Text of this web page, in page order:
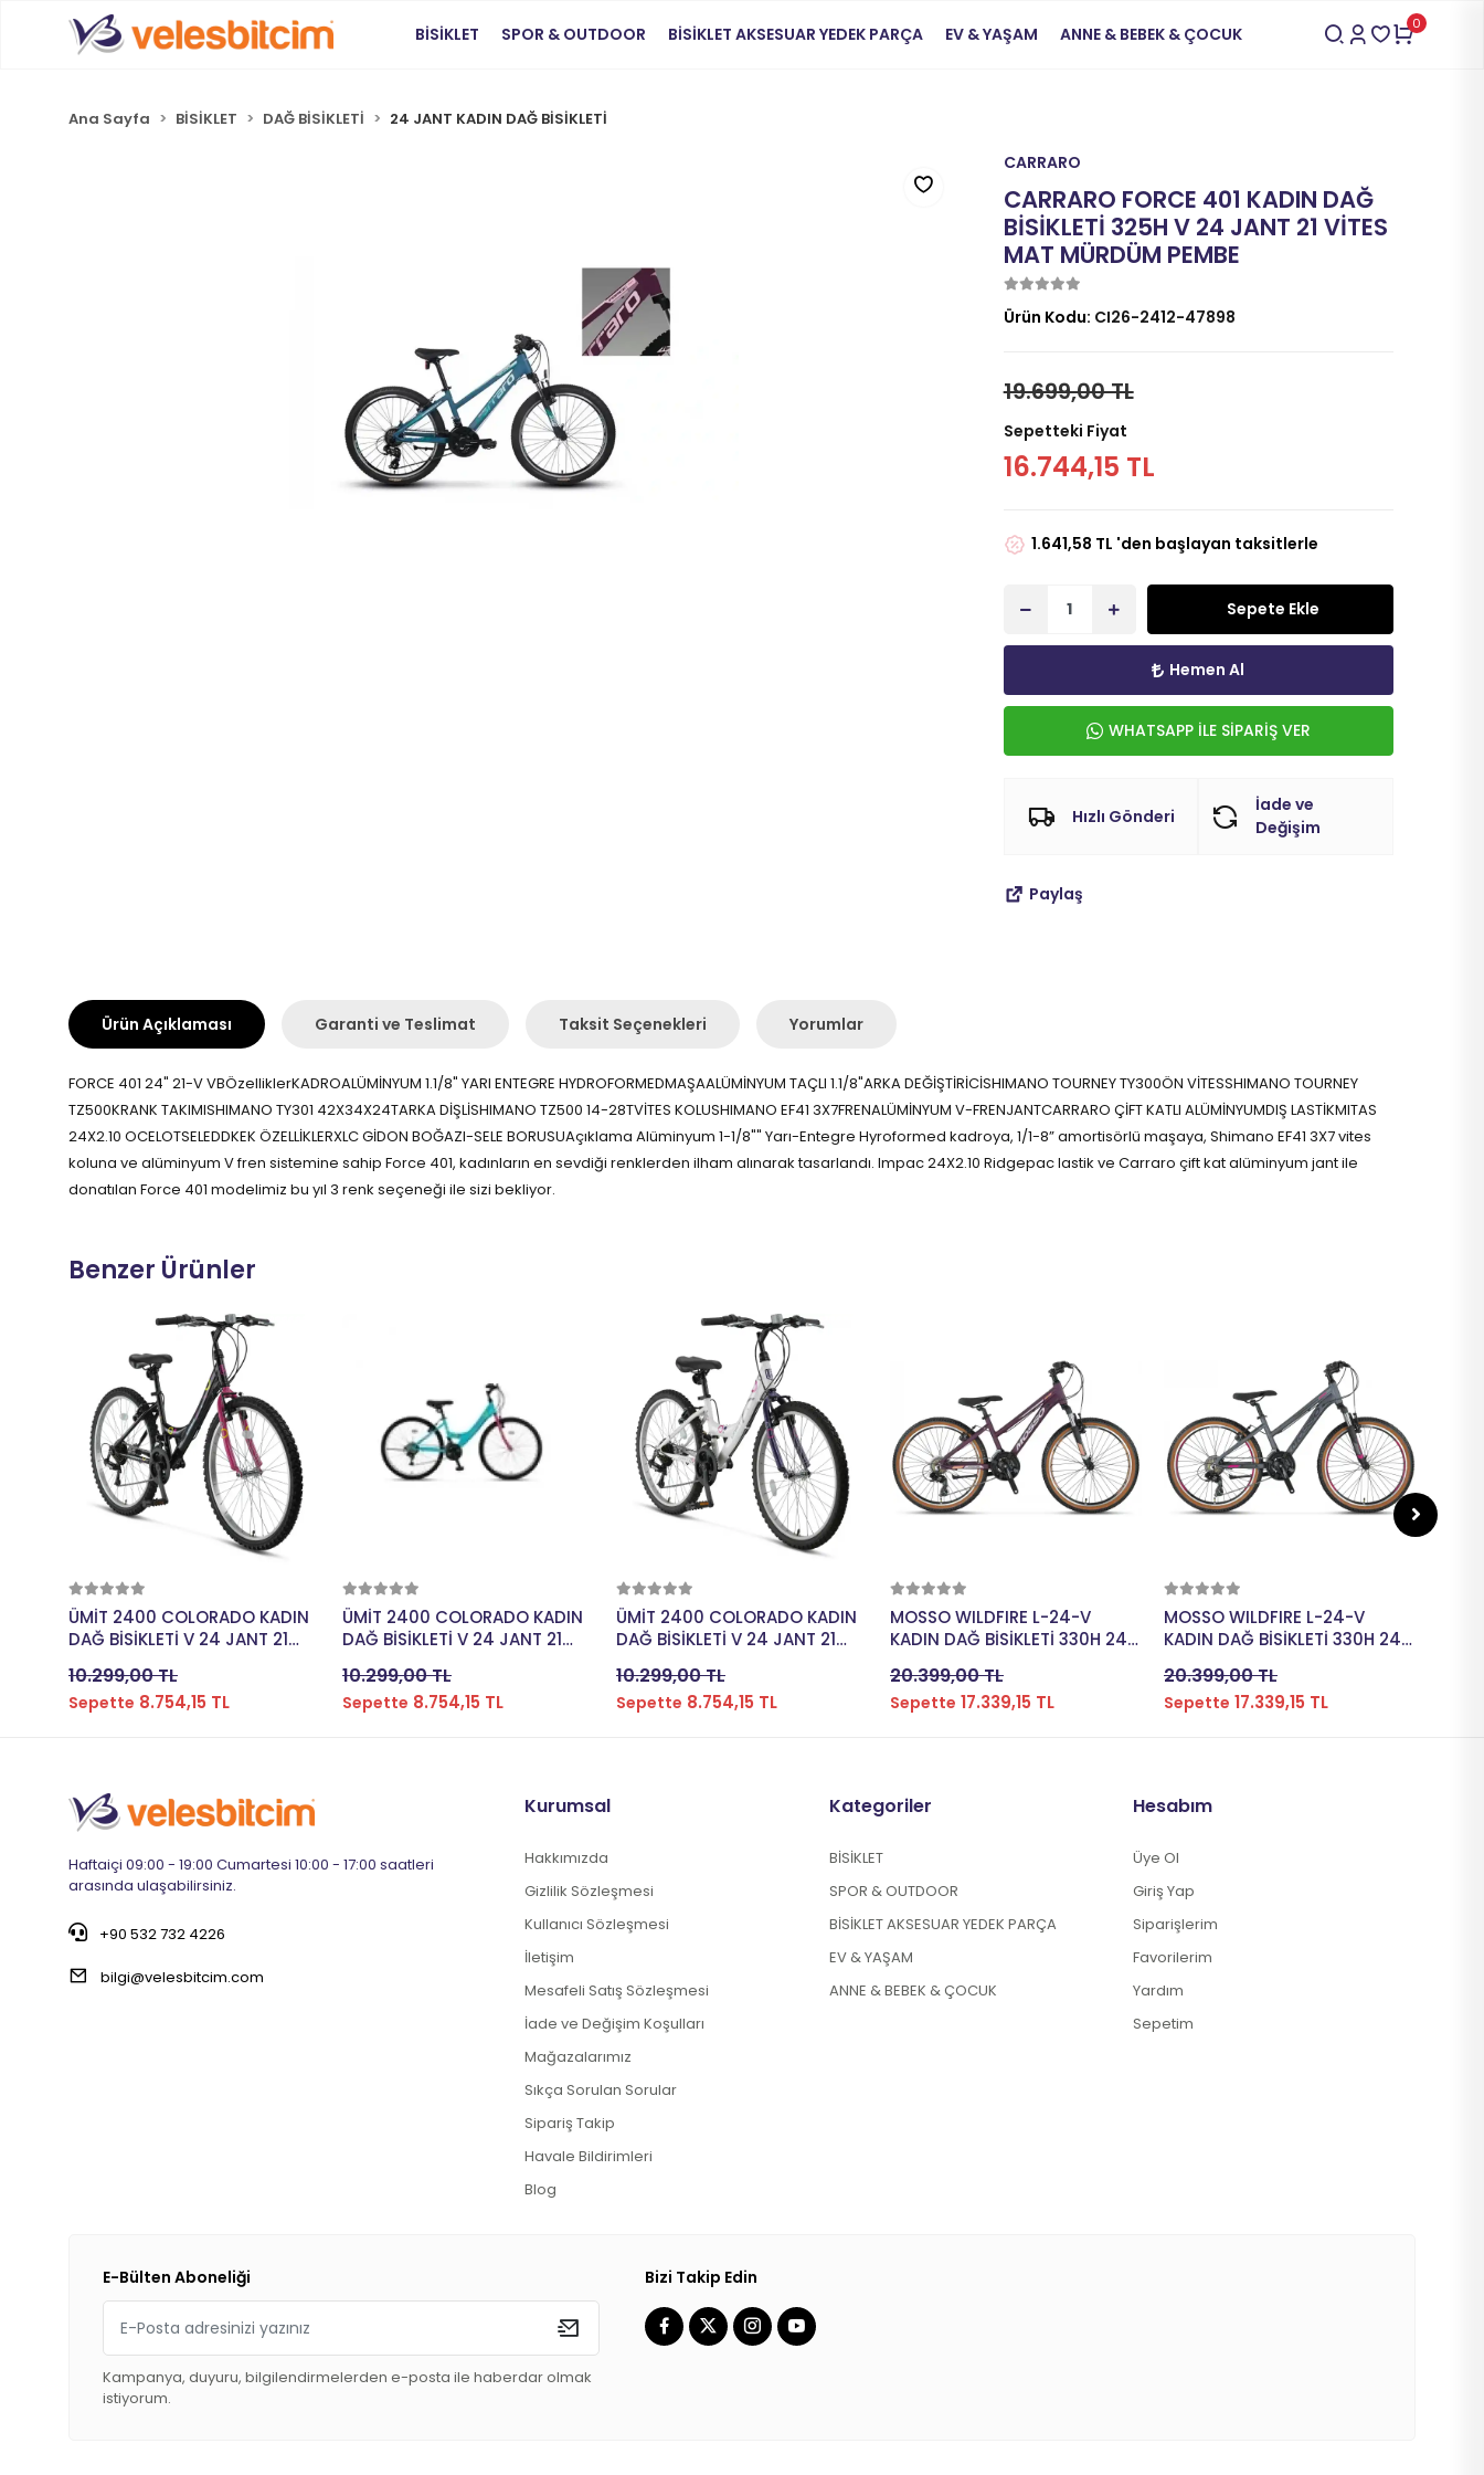
BİSİKLET SPOR & OUTDOOR BİSİKLET AKSESUAR YEDEK PARÇA EV & YAŞAM ANNE & BEBEK & ÇOCUK 0
Ana Sayfa BİSİKLET DAĞ BİSİKLETİ 24 JANT KADIN DAĞ BİSİKLETİ
CARRARO
CARRARO FORCE 401 KADIN DAĞ
BİSİKLETİ 325H V 24 JANT 21 VİTES
MAT MÜRDÜM PEMBE
Ürün Kodu: CI26-2412-47898
19.699,00 TL
Sepetteki Fiyat
16.744,15 TL
1.641,58 TL 'den başlayan taksitlerle
Sepete Ekle
Hemen Al
WHATSAPP İLE SİPARİŞ VER
Hızlı Gönderi
İade ve
Değişim
Paylaş
Ürün Açıklaması Garanti ve Teslimat Taksit Seçenekleri Yorumlar
FORCE 401 24" 21-V VBÖzelliklerKADROALÜMİNYUM 1.1/8" YARI ENTEGRE HYDROFORMEDMAŞAALÜMİNYUM TAÇLI 1.1/8"ARKA DEĞİŞTİRİCİSHIMANO TOURNEY TY300ÖN VİTESSHIMANO TOURNEY
TZ500KRANK TAKIMISHIMANO TY301 42X34X24TARKA DİŞLİSHIMANO TZ500 14-28TVİTES KOLUSHIMANO EF41 3X7FRENALÜMİNYUM V-FRENJANTCARRARO ÇİFT KATLI ALÜMİNYUMDIŞ LASTİKMITAS
24X2.10 OCELOTSELEDDKEK ÖZELLİKLERXLC GİDON BOĞAZI-SELE BORUSUAçıklama Alüminyum 1-1/8"" Yarı-Entegre Hyroformed kadroya, 1/1-8” amortisörlü maşaya, Shimano EF41 3X7 vites
koluna ve alüminyum V fren sistemine sahip Force 401, kadınların en sevdiği renklerden ilham alınarak tasarlandı. Impac 24X2.10 Ridgepac lastik ve Carraro çift kat alüminyum jant ile
donatılan Force 401 modelimiz bu yıl 3 renk seçeneği ile sizi bekliyor.
Benzer Ürünler
ÜMİT 2400 COLORADO KADIN
DAĞ BİSİKLETİ V 24 JANT 21
10.299,00 TL
Sepette 8.754,15 TL
ÜMİT 2400 COLORADO KADIN
DAĞ BİSİKLETİ V 24 JANT 21
10.299,00 TL
Sepette 8.754,15 TL
ÜMİT 2400 COLORADO KADIN
DAĞ BİSİKLETİ V 24 JANT 21
10.299,00 TL
Sepette 8.754,15 TL
MOSSO WILDFIRE L-24-V
KADIN DAĞ BİSİKLETİ 330H 24
20.399,00 TL
Sepette 17.339,15 TL
MOSSO WILDFIRE L-24-V
KADIN DAĞ BİSİKLETİ 330H 24
20.399,00 TL
Sepette 17.339,15 TL
Haftaiçi 09:00 - 19:00 Cumartesi 10:00 - 17:00 saatleri
arasında ulaşabilirsiniz.
+90 532 732 4226
bilgi@velesbitcim.com
Kurumsal
Hakkımızda
Gizlilik Sözleşmesi
Kullanıcı Sözleşmesi
İletişim
Mesafeli Satış Sözleşmesi
İade ve Değişim Koşulları
Mağazalarımız
Sıkça Sorulan Sorular
Sipariş Takip
Havale Bildirimleri
Blog
Kategoriler
BİSİKLET
SPOR & OUTDOOR
BİSİKLET AKSESUAR YEDEK PARÇA
EV & YAŞAM
ANNE & BEBEK & ÇOCUK
Hesabım
Üye Ol
Giriş Yap
Siparişlerim
Favorilerim
Yardım
Sepetim
E-Bülten Aboneliği
Kampanya, duyuru, bilgilendirmelerden e-posta ile haberdar olmak
istiyorum.
Bizi Takip Edin